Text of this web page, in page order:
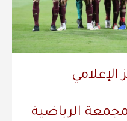
الإعلامي
الرياضية